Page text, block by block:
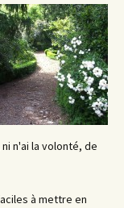
n'ai la volonté, de
à mettre en